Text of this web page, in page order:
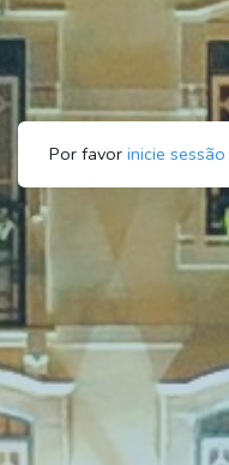
Por favor inicie sessão